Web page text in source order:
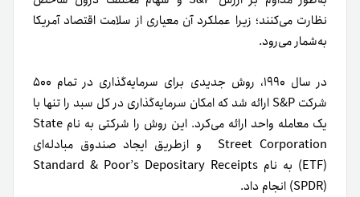
نظارت می‌کنند؛ زیرا عملکرد آن معیاری از سلامت اقتصاد آمریکا
به‌شمار می‌رود.
در سال ۱۹۹۰، روش جدیدی برای سرمایه‌گذاری در تمام ۵۰۰
شرکت S&P ارائه شد که امکان سرمایه‌گذاری در کل سبد را تنها با
یک معامله واحد ارائه می‌کرد. این روش را شرکتی به نام State
Street Corporation و ازطریق ایجاد صندوق مبادله‌ای
(ETF) به نام Standard & Poor’s Depositary Receipts
(SPDR) انجام داد.